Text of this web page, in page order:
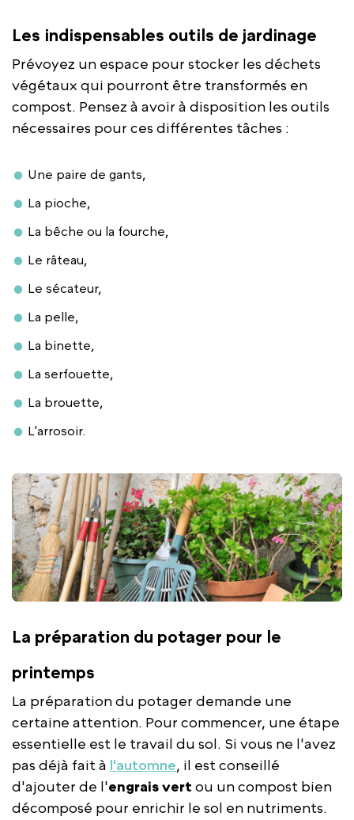
Les indispensables outils de jardinage
Prévoyez un espace pour stocker les déchets
végétaux qui pourront être transformés en
compost. Pensez à avoir à disposition les outils
nécessaires pour ces différentes tâches :
Une paire de gants,
La pioche,
La bêche ou la fourche,
Le râteau,
Le sécateur,
La pelle,
La binette,
La serfouette,
La brouette,
L'arrosoir.
La préparation du potager pour le
printemps
La préparation du potager demande une
certaine attention. Pour commencer, une étape
essentielle est le travail du sol. Si vous ne l'avez
pas déjà fait à l'automne, il est conseillé
d'ajouter de l'engrais vertou un compost bien
décomposé pour enrichir le sol en nutriments.